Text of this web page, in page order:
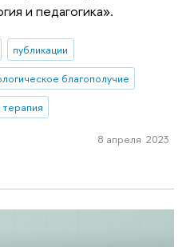
и педагогика».
публикации
благополучие
8 апреля 2023